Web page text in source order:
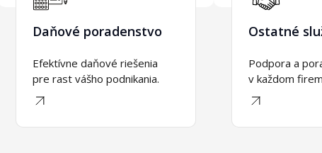
Daňové poradenstvo
Efektívne daňové riešenia
pre rast vášho podnikania.
Ostatné
Podpora a
v každom